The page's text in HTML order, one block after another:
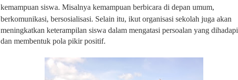
kemampuan siswa. Misalnya kemampuan berbicara di depan umum,
berkomunikasi, bersosialisasi. Selain itu, ikut organisasi sekolah juga akan
meningkatkan keterampilan siswa dalam mengatasi persoalan yang dihadapi
dan membentuk pola pikir positif.